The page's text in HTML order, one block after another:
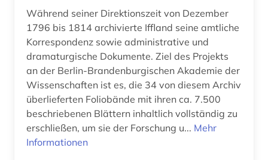
karikatur (1)
karte (1)
katalog (5)
kentucky (1)
kind (1)
Während seiner Direktionszeit von Dezember
1796 bis 1814 archivierte Iffland seine amtliche
Korrespondenz sowie administrative und
dramaturgische Dokumente. Ziel des Projekts
an der Berlin-Brandenburgischen Akademie der
Wissenschaften ist es, die 34 von diesem Archiv
überlieferten Foliobände mit ihren ca. 7.500
beschriebenen Blättern inhaltlich vollständig zu
erschließen, um sie der Forschung u... Mehr
Informationen